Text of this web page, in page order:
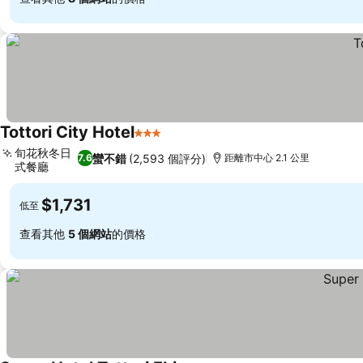
Tottori City Hotel3 星級
7.6蠻不錯 (2,593 個評分)
旬花秋冬日
式餐廳
距離市中心 2.1 公里
低至 $1,731
查看其他 5 個網站的價格